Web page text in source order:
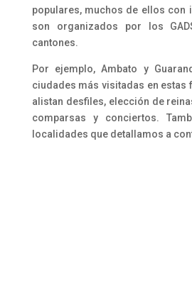
populares, muchos de ellos con
son organizados por los
cantones.
Por ejemplo, Ambato y
ciudades más visitadas en estas
alistan desfiles, elección de
comparsas y conciertos.
localidades que detallamos a